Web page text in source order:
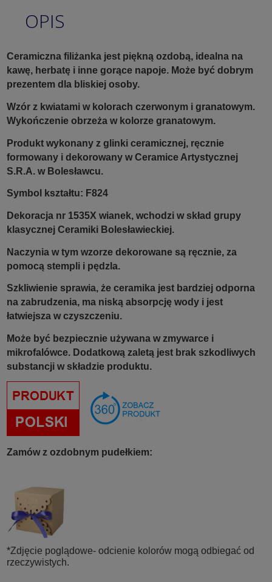
OPIS
Ceramiczna filiżanka jest piękną ozdobą, idealna na
kawę, herbatę i inne gorące napoje. Może być dobrym
prezentem dla bliskiej osoby.
Wzór z kwiatami w kolorach czerwonym i granatowym.
Wykończenie obrzeża w kolorze granatowym.
Produkt wykonany z glinki ceramicznej, ręcznie
formowany i dekorowany w Ceramice Artystycznej
S.R.A. w Bolesławcu.
Symbol kształtu: F824
Dekoracja nr 1535X wianek, wchodzi w skład grupy
klasycznej Ceramiki Bolesławieckiej.
Naczynia w tym wzorze dekorowane są ręcznie, za
pomocą stempli i pędzla.
Szkliwienie sprawia, że ceramika jest bardziej odporna
na zabrudzenia, ma niską absorpcję wody i jest
łatwiejsza w czyszczeniu.
Może być bezpiecznie używana w zmywarce i
mikrofalówce. Dodatkową zaletą jest brak szkodliwych
substancji w składzie produktu.
Zamów z ozdobnym pudełkiem:
*Zdjęcie poglądowe- odcienie kolorów mogą odbiegać od
rzeczywistych.